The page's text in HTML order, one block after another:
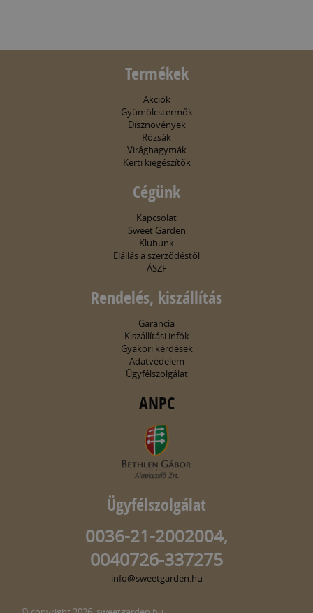
Termékek
Akciók
Gyümölcstermők
Dísznövények
Rózsák
Virághagymák
Kerti kiegészítők
Cégünk
Kapcsolat
Sweet Garden
Klubunk
Elállás a szerződéstől
ÁSZF
Rendelés, kiszállítás
Garancia
Kiszállítási infók
Gyakori kérdések
Adatvédelem
Ügyfélszolgálat
ANPC
Ügyfélszolgálat
0036-21-2002004,
0040726-337275
info@sweetgarden.hu